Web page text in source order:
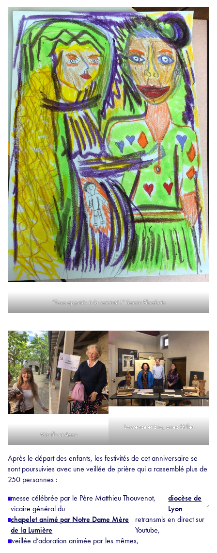
“Tous appelés à la sainteté !” Sainte Elisabeth
Mirelle et Anne
Laurence et Eva, avec Gilles
Après le départ des enfants, les festivités de cet anniversaire se
sont poursuivies avec une veillée de prière qui a rassemblé plus de
250 personnes :
messe célébrée par le Père Matthieu Thouvenot,
vicaire général du
diocèse de
Lyon
,
chapelet animé par Notre Dame Mère
de la Lumière
retransmis en direct sur
Youtube,
veillée d’adoration animée par les mêmes,